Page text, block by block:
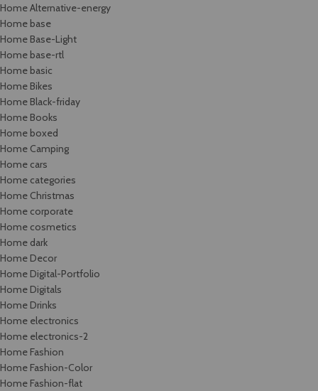
Home Alternative-energy
Home base
Home Base-Light
Home base-rtl
Home basic
Home Bikes
Home Black-friday
Home Books
Home boxed
Home Camping
Home cars
Home categories
Home Christmas
Home corporate
Home cosmetics
Home dark
Home Decor
Home Digital-Portfolio
Home Digitals
Home Drinks
Home electronics
Home electronics-2
Home Fashion
Home Fashion-Color
Home Fashion-flat